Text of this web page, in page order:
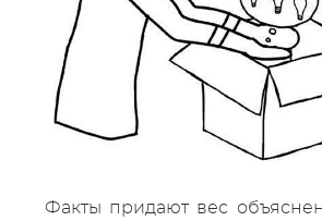
Факты придают вес